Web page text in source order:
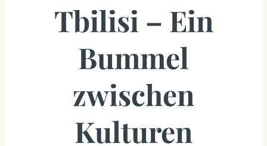
Tbilisi – Ein
Bummel
zwischen
Kulturen